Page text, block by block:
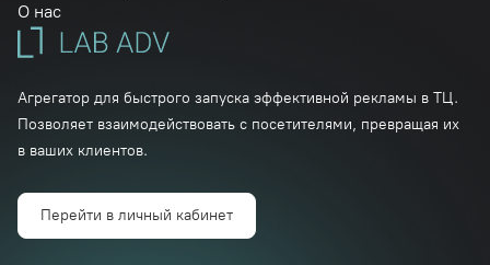
Агрегатор для быстрого запуска эффективной рекламы в ТЦ.
Позволяет взаимодействовать с посетителями, превращая их
в ваших клиентов.
Перейти в личный кабинет
О нас